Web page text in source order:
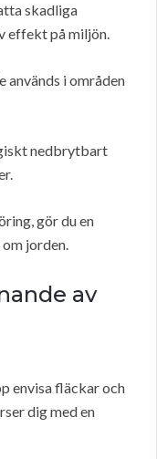
skadliga
effekt på miljön.
används i områden
nedbrytbart
gör du en
jorden.
av
envisa fläckar och
dig med en